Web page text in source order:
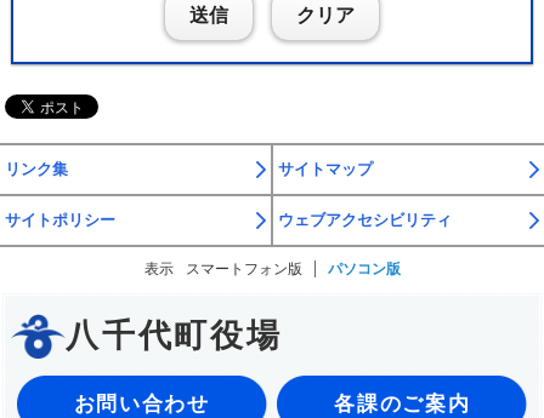
送信 クリア
リンク集 サイトマップ
サイトポリシー ウェブアクセシビリティ
表示 スマートフォン版 パソコン版
八千代町役場
お問い合わせ 各課のご案内